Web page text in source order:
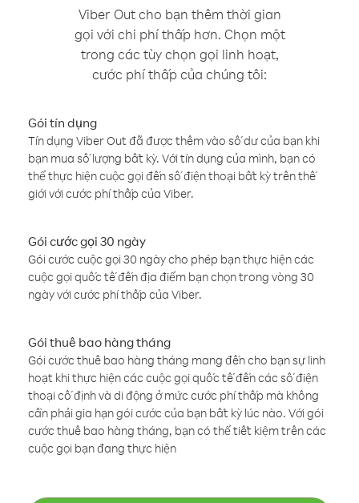
Viber Out cho bạn thêm thời gian
gọi với chi phí thấp hơn. Chọn một
trong các tùy chọn gọi linh hoạt,
cước phí thấp của chúng tôi:
Gói tín dụng
Tín dụng Viber Out đã được thêm vào số dư của bạn khi
bạn mua số lượng bất kỳ. Với tín dụng của mình, bạn có
thể thực hiện cuộc gọi đến số điện thoại bất kỳ trên thế
giới với cước phí thấp của Viber.
Gói cước gọi 30 ngày
Gói cước cuộc gọi 30 ngày cho phép bạn thực hiện các
cuộc gọi quốc tế đến địa điểm bạn chọn trong vòng 30
ngày với cước phí thấp của Viber.
Gói thuê bao hàng tháng
Gói cước thuê bao hàng tháng mang đến cho bạn sự linh
hoạt khi thực hiện các cuộc gọi quốc tế đến các số điện
thoại cố định và di động ở mức cước phí thấp mà không
cần phải gia hạn gói cước của bạn bất kỳ lúc nào. Với gói
cước thuê bao hàng tháng, bạn có thể tiết kiệm trên các
cuộc gọi bạn đang thực hiện